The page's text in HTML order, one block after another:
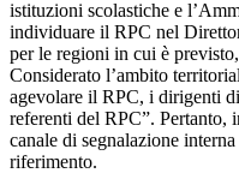
istituzioni scolastiche e
individuare il RPC nel
per le regioni in cui è
Considerato l’ambito
agevolare il RPC, i dirigenti
referenti del RPC”. Pertanto,
canale di segnalazione
riferimento.